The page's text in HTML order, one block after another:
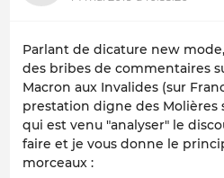
Parlant de dicature new
des bribes de commentaires
Macron aux Invalides (sur
prestation digne des Molières
qui est venu "analyser" le
faire et je vous donne le
morceaux :